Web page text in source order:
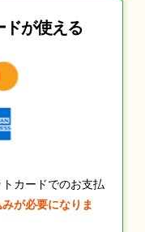
ドが使える
カードでのお支払
が必要になりま